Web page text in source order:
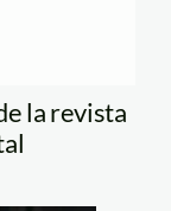
la revista